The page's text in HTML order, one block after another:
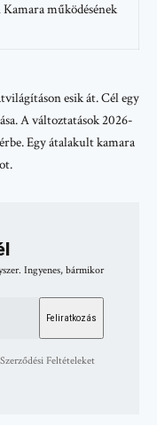
működésének
esik át. Cél egy
A változtatások 2026-
Egy átalakult kamara
Ingyenes, bármikor
Feltételeket